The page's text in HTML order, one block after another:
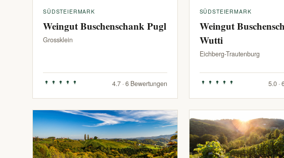
SÜDSTEIERMARK
Weingut Buschenschank Pugl
Grossklein
4.7 · 6 Bewertungen
SÜDSTEIERMARK
Weingut
Wutti
Eichberg-Trautenburg
5.0 ·